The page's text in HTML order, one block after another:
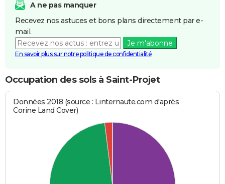
A ne pas manquer
Recevez nos astuces et bons plans directement par e-
mail.
Je m'abonne
En savoir plus sur notre politique de confidentialité
Occupation des sols à Saint-Projet
Données 2018 (source : Linternaute.com d'après
Corine Land Cover)